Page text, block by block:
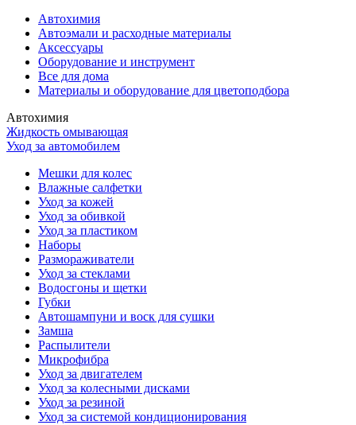
Автохимия
Автоэмали и расходные материалы
Аксессуары
Оборудование и инструмент
Все для дома
Материалы и оборудование для цветоподбора
Автохимия
Жидкость омывающая
Уход за автомобилем
Мешки для колес
Влажные салфетки
Уход за кожей
Уход за обивкой
Уход за пластиком
Наборы
Размораживатели
Уход за стеклами
Водосгоны и щетки
Губки
Автошампуни и воск для сушки
Замша
Распылители
Микрофибра
Уход за двигателем
Уход за колесными дисками
Уход за резиной
Уход за системой кондиционирования